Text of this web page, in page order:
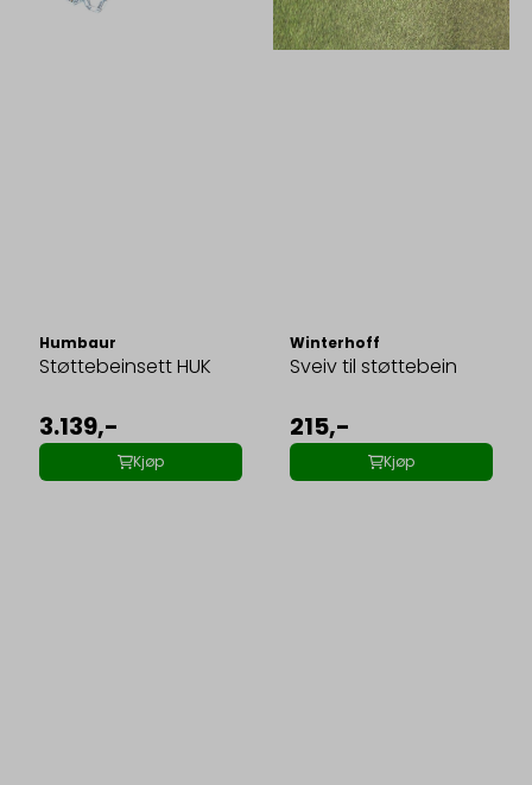
Humbaur
Støttebeinsett HUK
3.139,-
Kjøp
Winterhoff
Sveiv til støttebein
215,-
Kjøp